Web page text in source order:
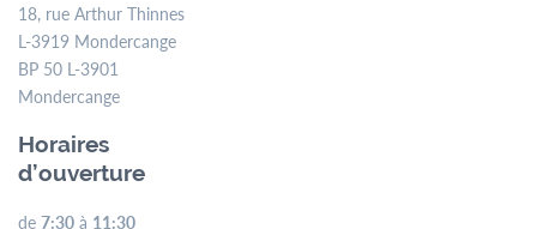
18, rue Arthur Thinnes
L-3919 Mondercange
BP 50 L-3901
Mondercange
Horaires
d’ouverture
de 7:30 à 11:30